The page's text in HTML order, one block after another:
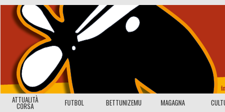
ATTUALITÀ
CORSA FUTBOL BETTUNIZEMU MAGAGNA